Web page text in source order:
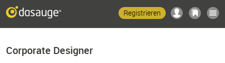
Registrieren
Corporate Designer